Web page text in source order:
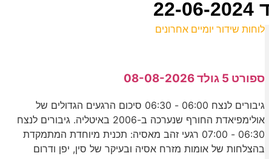
לוחות שידור יומיים אחרונים
ספורט 5 גולד 08-08-2026
גיבורים לנצח 06:00 - 06:30 סיכום הרגעים הגדולים של
אולימפיאדת החורף שנערכה ב-2006 באיטליה. גיבורים לנצח
06:30 - 07:00 רגעי זהב מאסיה: תכנית מיוחדת המתמקדת
בהצלחות של אומות מזרח אסיה ובעיקר של סין, יפן ודרום